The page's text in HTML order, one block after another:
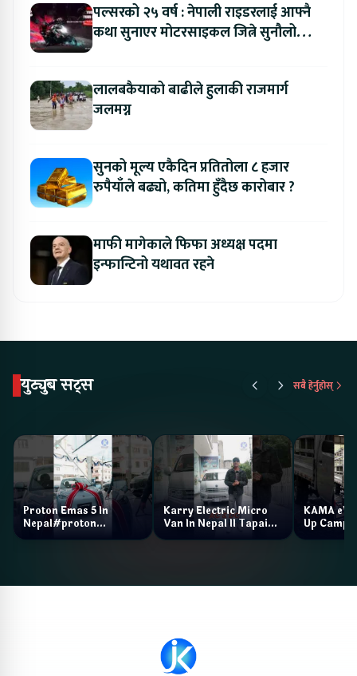
पल्सरको २५ वर्ष : नेपाली राइडरलाई आफ्नै
कथा सुनाएर मोटरसाइकल जित्ने सुनौलो
लालबकैयाको बाढीले हुलाकी राजमार्ग
जलमग्न
सुनको मूल्य एकैदिन प्रतितोला ८ हजार
रुपैयाँले बढ्यो, कतिमा हुँदैछ कारोबार ?
माफी मागेकाले फिफा अध्यक्ष पदमा
इन्फान्टिनो यथावत रहने
युट्युब सट्स सबै हेर्नुहोस्
Proton Emas 5 In
Nepal#proton
#protonemas5#protonnepal#evcarnepal
Karry Electric Micro
Van In Nepal II Tapaiko
Bazar II Jankari
KAMA eV
Up Camp